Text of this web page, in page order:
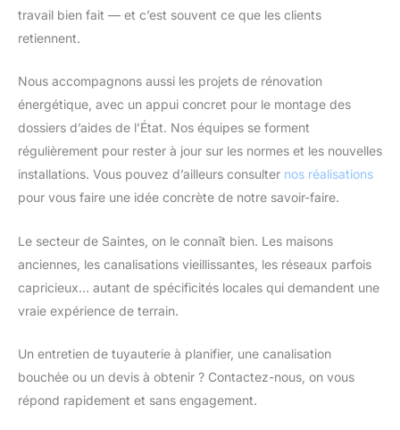
travail bien fait — et c’est souvent ce que les clients
retiennent.
Nous accompagnons aussi les projets de rénovation
énergétique, avec un appui concret pour le montage des
dossiers d’aides de l’État. Nos équipes se forment
régulièrement pour rester à jour sur les normes et les nouvelles
installations. Vous pouvez d’ailleurs consulter nos réalisations
pour vous faire une idée concrète de notre savoir-faire.
Le secteur de Saintes, on le connaît bien. Les maisons
anciennes, les canalisations vieillissantes, les réseaux parfois
capricieux… autant de spécificités locales qui demandent une
vraie expérience de terrain.
Un entretien de tuyauterie à planifier, une canalisation
bouchée ou un devis à obtenir ? Contactez-nous, on vous
répond rapidement et sans engagement.